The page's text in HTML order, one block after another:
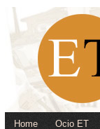
Home Ocio ET